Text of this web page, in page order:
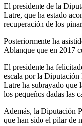
El presidente de la
Latre, que ha estado
recuperación de los
Posteriormente ha
Ablanque que en 2017
El presidente ha
escala por la Diputación
Latre ha subrayado que
los pequeños dadas las
Además, la Diputación
que han sido el pilar de